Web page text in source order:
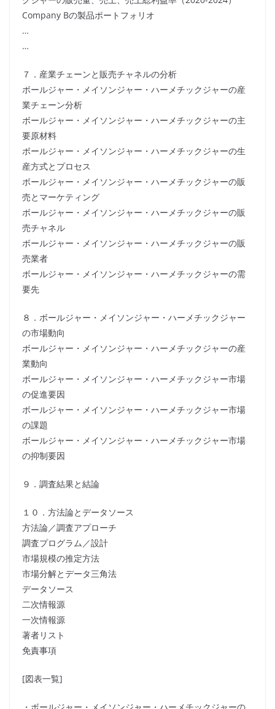
Company Bの製品ポートフォリオ
…
…
７．産業チェーンと販売チャネルの分析
ボールジャー・メイソンジャー・ハーメチックジャーの産
業チェーン分析
ボールジャー・メイソンジャー・ハーメチックジャーの主
要原材料
ボールジャー・メイソンジャー・ハーメチックジャーの生
産方式とプロセス
ボールジャー・メイソンジャー・ハーメチックジャーの販
売とマーケティング
ボールジャー・メイソンジャー・ハーメチックジャーの販
売チャネル
ボールジャー・メイソンジャー・ハーメチックジャーの販
売業者
ボールジャー・メイソンジャー・ハーメチックジャーの需
要先
８．ボールジャー・メイソンジャー・ハーメチックジャー
の市場動向
ボールジャー・メイソンジャー・ハーメチックジャーの産
業動向
ボールジャー・メイソンジャー・ハーメチックジャー市場
の促進要因
ボールジャー・メイソンジャー・ハーメチックジャー市場
の課題
ボールジャー・メイソンジャー・ハーメチックジャー市場
の抑制要因
９．調査結果と結論
１０．方法論とデータソース
方法論／調査アプローチ
調査プログラム／設計
市場規模の推定方法
市場分解とデータ三角法
データソース
二次情報源
一次情報源
著者リスト
免責事項
[図表一覧]